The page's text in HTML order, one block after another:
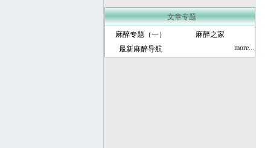
文章专题
麻醉专题（一）
麻醉之家
最新麻醉导航
more...